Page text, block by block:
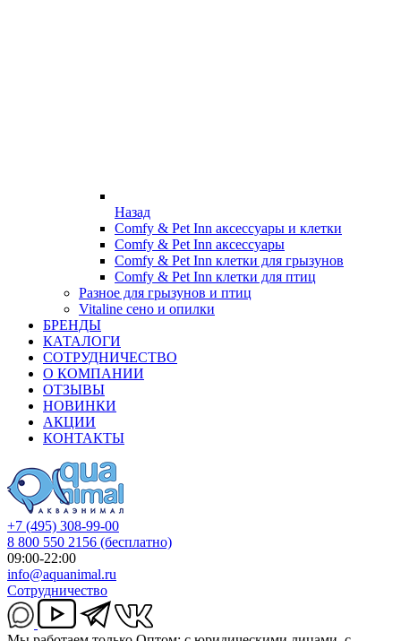
Назад
Comfy & Pet Inn аксессуары и клетки
Comfy & Pet Inn аксессуары
Comfy & Pet Inn клетки для грызунов
Comfy & Pet Inn клетки для птиц
Разное для грызунов и птиц
Vitaline сено и опилки
БРЕНДЫ
КАТАЛОГИ
СОТРУДНИЧЕСТВО
О КОМПАНИИ
ОТЗЫВЫ
НОВИНКИ
АКЦИИ
КОНТАКТЫ
+7 (495) 308-99-00
8 800 550 2156 (бесплатно)
09:00-22:00
info@aquanimal.ru
Сотрудничество